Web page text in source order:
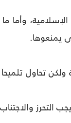
وأما ما
يمنعوها.
تحاول تلميحاً
والاجتناب